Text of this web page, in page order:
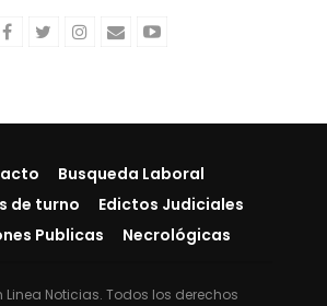
Busqueda Laboral
de turno
Edictos Judiciales
Publicas
Necrológicas
Linea Noticias. Todos los derechos